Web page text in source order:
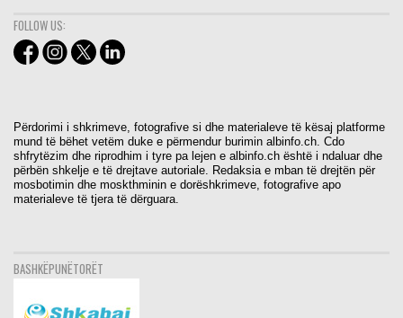
FOLLOW US:
Përdorimi i shkrimeve, fotografive si dhe materialeve të kësaj platforme
mund të bëhet vetëm duke e përmendur burimin albinfo.ch. Cdo
shfrytëzim dhe riprodhim i tyre pa lejen e albinfo.ch është i ndaluar dhe
përbën shkelje e të drejtave autoriale. Redaksia e mban të drejtën për
mosbotimin dhe moskthminin e dorëshkrimeve, fotografive apo
materialeve të tjera të dërguara.
BASHKËPUNËTORËT